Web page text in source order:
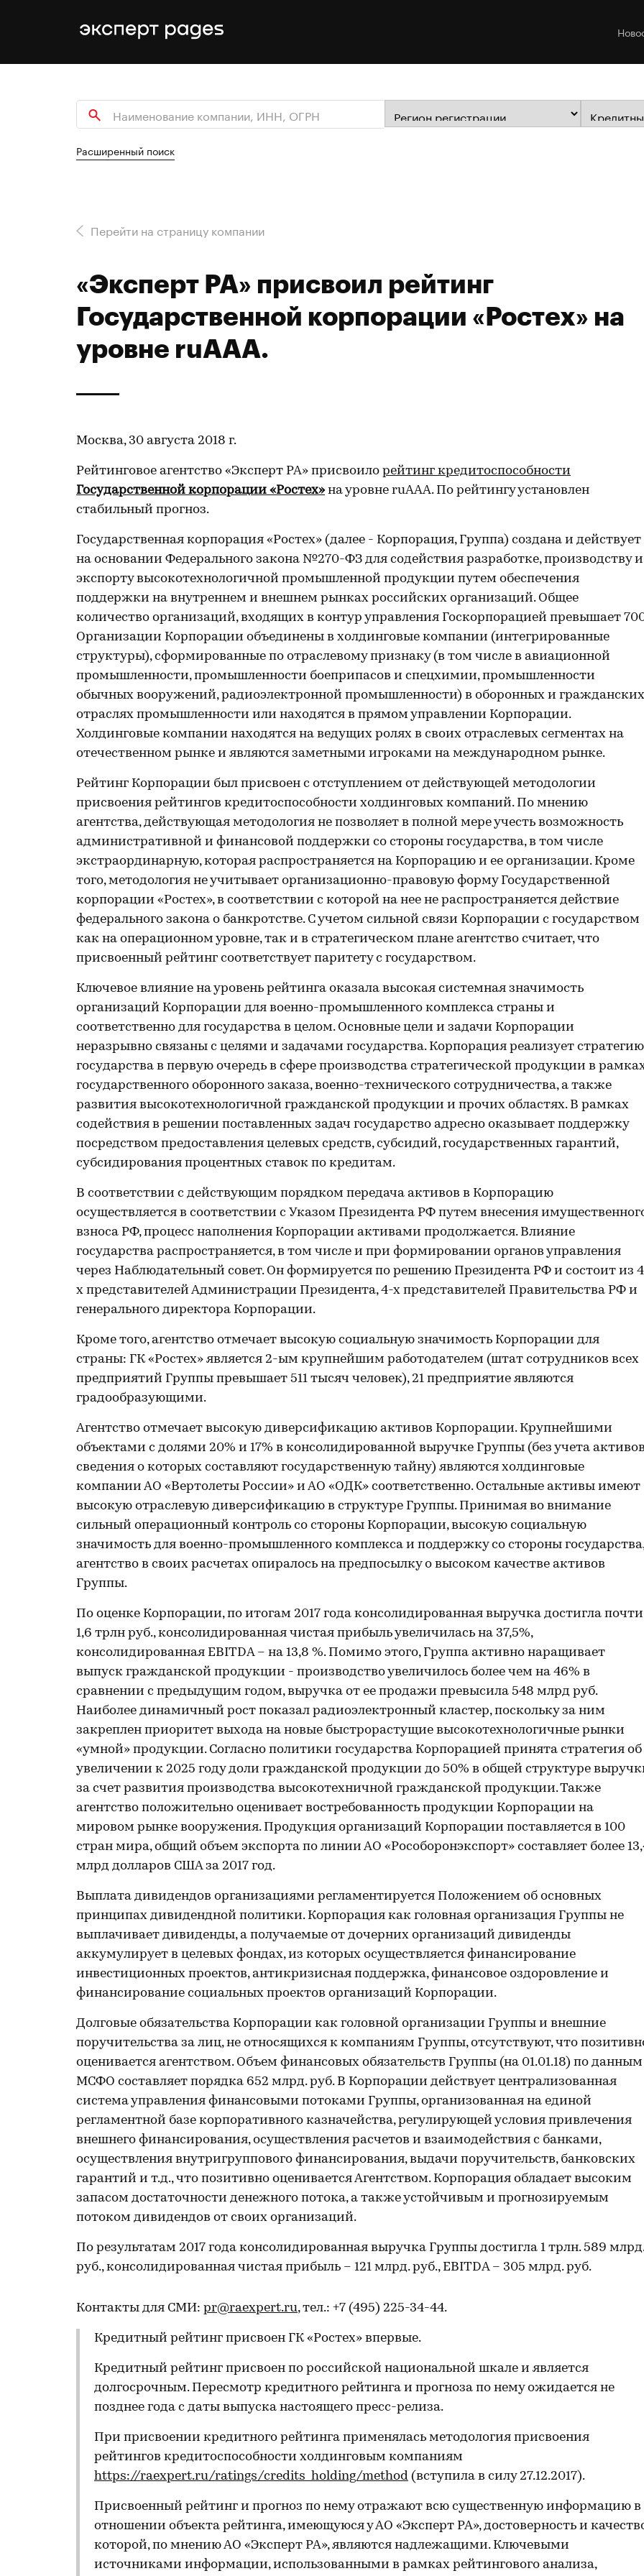
Расширенный поиск
Перейти на страницу компании
«Эксперт РА» присвоил рейтинг
Государственной корпорации «Ростех» на
уровне ruAAA.
Москва, 30 августа 2018 г.
Рейтинговое агентство «Эксперт РА» присвоило рейтинг кредитоспособности
Государственной корпорации «Ростех»на уровне ruAAA. По рейтингу установлен
стабильный прогноз.
Государственная корпорация «Ростех» (далее - Корпорация, Группа) создана и действует
на основании Федерального закона №270-ФЗ для содействия разработке, производству и
экспорту высокотехнологичной промышленной продукции путем обеспечения
поддержки на внутреннем и внешнем рынках российских организаций. Общее
количество организаций, входящих в контур управления Госкорпорацией превышает
Организации Корпорации объединены в холдинговые компании (интегрированные
структуры), сформированные по отраслевому признаку (в том числе в авиационной
промышленности, промышленности боеприпасов и спецхимии, промышленности
обычных вооружений, радиоэлектронной промышленности) в оборонных и гражданских
отраслях промышленности или находятся в прямом управлении Корпорации.
Холдинговые компании находятся на ведущих ролях в своих отраслевых сегментах на
отечественном рынке и являются заметными игроками на международном рынке.
Рейтинг Корпорации был присвоен с отступлением от действующей методологии
присвоения рейтингов кредитоспособности холдинговых компаний. По мнению
агентства, действующая методология не позволяет в полной мере учесть возможность
административной и финансовой поддержки со стороны государства, в том числе
экстраординарную, которая распространяется на Корпорацию и ее организации. Кроме
того, методология не учитывает организационно-правовую форму Государственной
корпорации «Ростех», в соответствии с которой на нее не распространяется действие
федерального закона о банкротстве. С учетом сильной связи Корпорации с государством
как на операционном уровне, так и в стратегическом плане агентство считает, что
присвоенный рейтинг соответствует паритету с государством.
Ключевое влияние на уровень рейтинга оказала высокая системная значимость
организаций Корпорации для военно-промышленного комплекса страны и
соответственно для государства в целом. Основные цели и задачи Корпорации
неразрывно связаны с целями и задачами государства. Корпорация реализует стратегию
государства в первую очередь в сфере производства стратегической продукции в
государственного оборонного заказа, военно-технического сотрудничества, а также
развития высокотехнологичной гражданской продукции и прочих областях. В рамках
содействия в решении поставленных задач государство адресно оказывает поддержку
посредством предоставления целевых средств, субсидий, государственных гарантий,
субсидирования процентных ставок по кредитам.
В соответствии с действующим порядком передача активов в Корпорацию
осуществляется в соответствии с Указом Президента РФ путем внесения
взноса РФ, процесс наполнения Корпорации активами продолжается. Влияние
государства распространяется, в том числе и при формировании органов управления
через Наблюдательный совет. Он формируется по решению Президента РФ и состоит из
х представителей Администрации Президента, 4-х представителей Правительства РФ и
генерального директора Корпорации.
Кроме того, агентство отмечает высокую социальную значимость Корпорации для
страны: ГК «Ростех» является 2-ым крупнейшим работодателем (штат сотрудников всех
предприятий Группы превышает 511 тысяч человек), 21 предприятие являются
градообразующими.
Агентство отмечает высокую диверсификацию активов Корпорации. Крупнейшими
объектами с долями 20% и 17% в консолидированной выручке Группы (без учета
сведения о которых составляют государственную тайну) являются холдинговые
компании АО «Вертолеты России» и АО «ОДК» соответственно. Остальные активы имеют
высокую отраслевую диверсификацию в структуре Группы. Принимая во внимание
сильный операционный контроль со стороны Корпорации, высокую социальную
значимость для военно-промышленного комплекса и поддержку со стороны государства,
агентство в своих расчетах опиралось на предпосылку о высоком качестве активов
Группы.
По оценке Корпорации, по итогам 2017 года консолидированная выручка достигла почти
1,6 трлн руб., консолидированная чистая прибыль увеличилась на 37,5%,
консолидированная EBITDA – на 13,8 %. Помимо этого, Группа активно наращивает
выпуск гражданской продукции - производство увеличилось более чем на 46% в
сравнении с предыдущим годом, выручка от ее продажи превысила 548 млрд руб.
Наиболее динамичный рост показал радиоэлектронный кластер, поскольку за ним
закреплен приоритет выхода на новые быстрорастущие высокотехнологичные рынки
«умной» продукции. Согласно политики государства Корпорацией принята стратегия об
увеличении к 2025 году доли гражданской продукции до 50% в общей структуре
за счет развития производства высокотехничной гражданской продукции. Также
агентство положительно оценивает востребованность продукции Корпорации на
мировом рынке вооружения. Продукция организаций Корпорации поставляется в 100
стран мира, общий объем экспорта по линии АО «Рособоронэкспорт» составляет более
млрд долларов США за 2017 год.
Выплата дивидендов организациями регламентируется Положением об основных
принципах дивидендной политики. Корпорация как головная организация Группы не
выплачивает дивиденды, а получаемые от дочерних организаций дивиденды
аккумулирует в целевых фондах, из которых осуществляется финансирование
инвестиционных проектов, антикризисная поддержка, финансовое оздоровление и
финансирование социальных проектов организаций Корпорации.
Долговые обязательства Корпорации как головной организации Группы и внешние
поручительства за лиц, не относящихся к компаниям Группы, отсутствуют, что
оценивается агентством. Объем финансовых обязательств Группы (на 01.01.18) по данным
МСФО составляет порядка 652 млрд. руб. В Корпорации действует централизованная
система управления финансовыми потоками Группы, организованная на единой
регламентной базе корпоративного казначейства, регулирующей условия привлечения
внешнего финансирования, осуществления расчетов и взаимодействия с банками,
осуществления внутригруппового финансирования, выдачи поручительств, банковских
гарантий и т.д., что позитивно оценивается Агентством. Корпорация обладает высоким
запасом достаточности денежного потока, а также устойчивым и прогнозируемым
потоком дивидендов от своих организаций.
По результатам 2017 года консолидированная выручка Группы достигла 1 трлн. 589 млрд.
руб., консолидированная чистая прибыль – 121 млрд. руб., EBITDA – 305 млрд. руб.
Контакты для СМИ: pr@raexpert.ru, тел.: +7 (495) 225-34-44.
Кредитный рейтинг присвоен ГК «Ростех» впервые.
Кредитный рейтинг присвоен по российской национальной шкале и является
долгосрочным. Пересмотр кредитного рейтинга и прогноза по нему ожидается не
позднее года с даты выпуска настоящего пресс-релиза.
При присвоении кредитного рейтинга применялась методология присвоения
рейтингов кредитоспособности холдинговым компаниям
https://raexpert.ru/ratings/credits_holding/method (вступила в силу 27.12.2017).
Присвоенный рейтинг и прогноз по нему отражают всю существенную информацию в
отношении объекта рейтинга, имеющуюся у АО «Эксперт РА», достоверность и
которой, по мнению АО «Эксперт РА», являются надлежащими. Ключевыми
источниками информации, использованными в рамках рейтингового анализа,